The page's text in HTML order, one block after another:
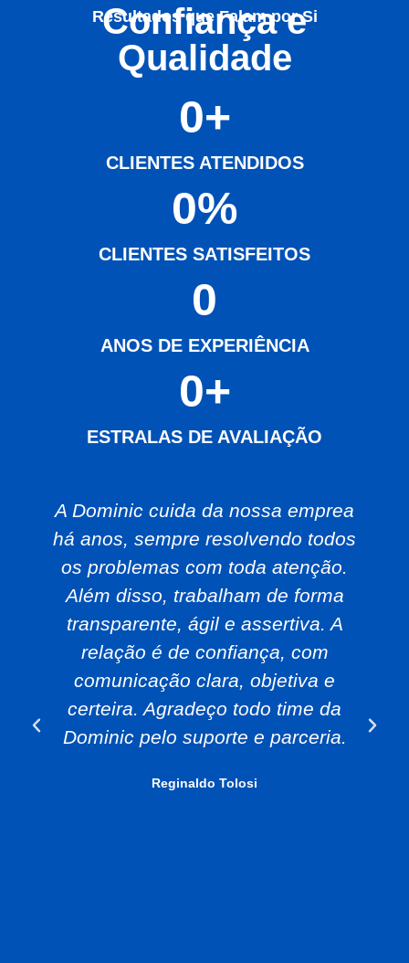
Resultados que Falam por Si
Confiança e
Qualidade
CLIENTES ATENDIDOS
0+
CLIENTES SATISFEITOS
0%
ANOS DE EXPERIÊNCIA
0
ESTRALAS DE AVALIAÇÃO
0+
A Dominic cuida da nossa emprea
há anos, sempre resolvendo todos
os problemas com toda atenção.
Além disso, trabalham de forma
transparente, ágil e assertiva. A
relação é de confiança, com
comunicação clara, objetiva e
certeira. Agradeço todo time da
Dominic pelo suporte e parceria.
Reginaldo Tolosi